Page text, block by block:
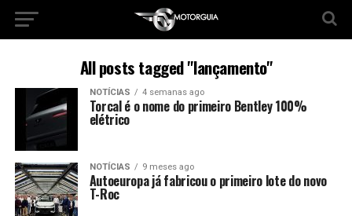
All posts tagged "lançamento"
NOTÍCIAS 4 semanas ago
Torcal é o nome do primeiro Bentley 100%
elétrico
NOTÍCIAS 9 meses ago
Autoeuropa já fabricou o primeiro lote do novo
T-Roc